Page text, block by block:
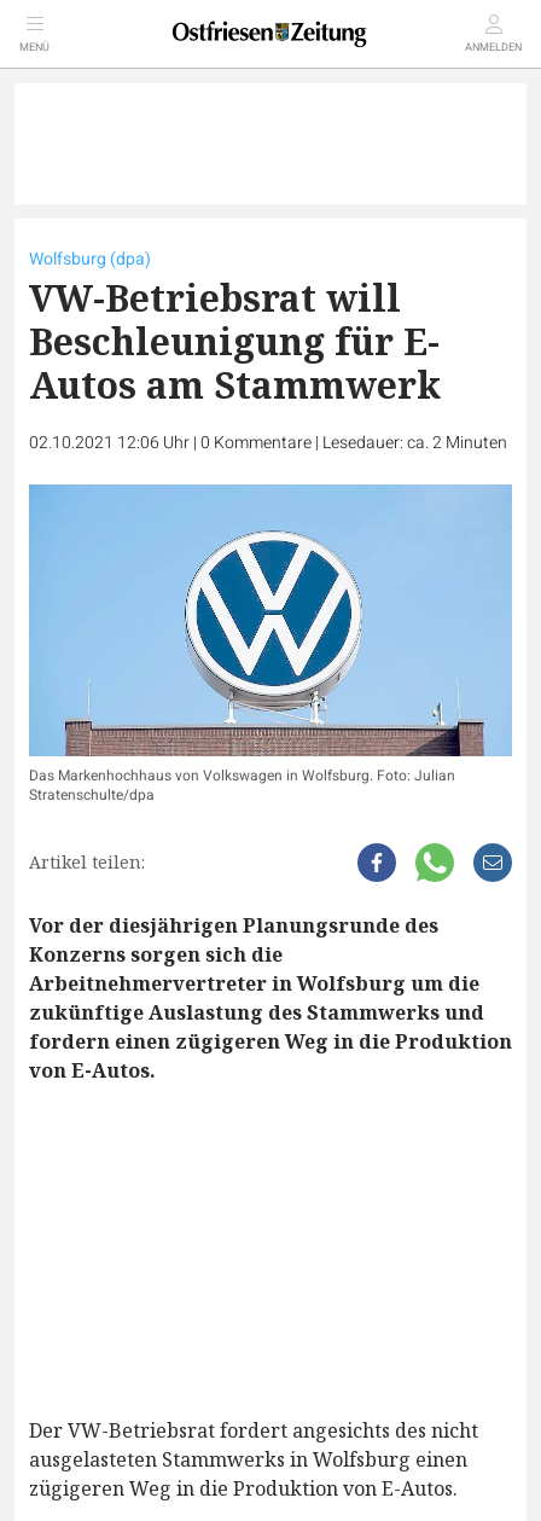
MENÜ ANMELDEN
Wolfsburg (dpa)
VW-Betriebsrat will
Beschleunigung für E-
Autos am Stammwerk
02.10.2021 12:06 Uhr|0 Kommentare| Lesedauer: ca. 2 Minuten
Das Markenhochhaus von Volkswagen in Wolfsburg. Foto: Julian
Stratenschulte/dpa
Artikel teilen:
Vor der diesjährigen Planungsrunde des
Konzerns sorgen sich die
Arbeitnehmervertreter in Wolfsburg um die
zukünftige Auslastung des Stammwerks und
fordern einen zügigeren Weg in die Produktion
von E-Autos.
Der VW-Betriebsrat fordert angesichts des nicht
ausgelasteten Stammwerks in Wolfsburg einen
zügigeren Weg in die Produktion von E-Autos.